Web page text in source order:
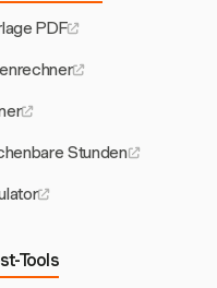
PDF
Stunden
Tools